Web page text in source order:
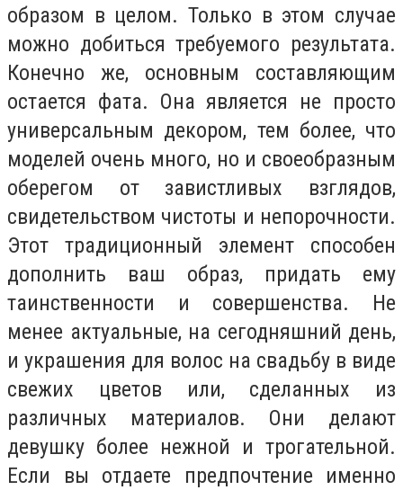
образом в целом. Только в этом случае
можно добиться требуемого результата.
Конечно же, основным составляющим
остается фата. Она является не просто
универсальным декором, тем более, что
моделей очень много, но и своеобразным
оберегом от завистливых взглядов,
свидетельством чистоты и непорочности.
Этот традиционный элемент способен
дополнить ваш образ, придать ему
таинственности и совершенства. Не
менее актуальные, на сегодняшний день,
и украшения для волос на свадьбу в виде
свежих цветов или, сделанных из
различных материалов. Они делают
девушку более нежной и трогательной.
Если вы отдаете предпочтение именно